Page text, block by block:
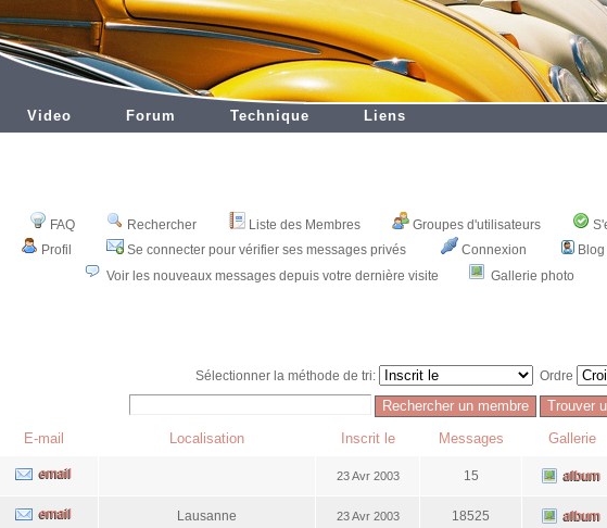
Video Forum Technique Liens
FAQ Rechercher Liste des Membres Groupes d'utilisateurs
Profil
Se connecter pour vérifier ses messages privés Connexion
Voir les nouveaux messages depuis votre dernière visite
Gallerie photo
Sélectionner la méthode de tri: Ordre
E-mail Localisation Inscrit le Messages Gallerie
23 Avr 2003 15
Lausanne 23 Avr 2003 18525